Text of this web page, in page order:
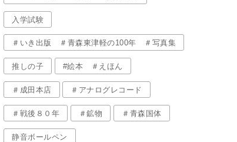
入学試験
＃いき出版 ＃青森東津軽の100年 ＃写真集
推しの子 #絵本 ＃えほん
＃成田本店 ＃アナログレコード
＃戦後８０年 ＃鉱物 ＃青森国体
静音ボールペン